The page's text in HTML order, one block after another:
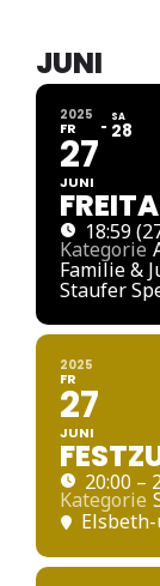
JUNI
2025
FR
27
JUNI
SA
28
18:59
Kategorie
Familie &
Staufer
2025
FR
27
JUNI
20:00 –
Kategorie